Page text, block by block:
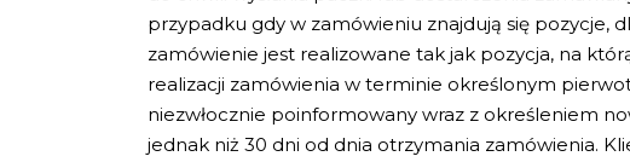
przypadku gdy w zamówieniu znajdują się pozycje,
zamówienie jest realizowane tak jak pozycja, na
realizacji zamówienia w terminie określonym
niezwłocznie poinformowany wraz z określeniem
jednak niż 30 dni od dnia otrzymania zamówienia.